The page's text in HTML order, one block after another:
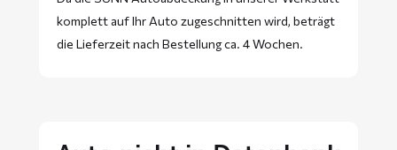
komplett auf Ihr Auto zugeschnitten wird, beträgt
die Lieferzeit nach Bestellung ca. 4 Wochen.